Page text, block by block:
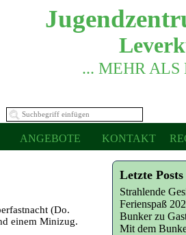
... MEHR ALS
ANGEBOTE KONTAKT
(Do.
einem Minizug.
Letzte Posts
Strahlende
Ferienspaß
Bunker zu
Mit dem